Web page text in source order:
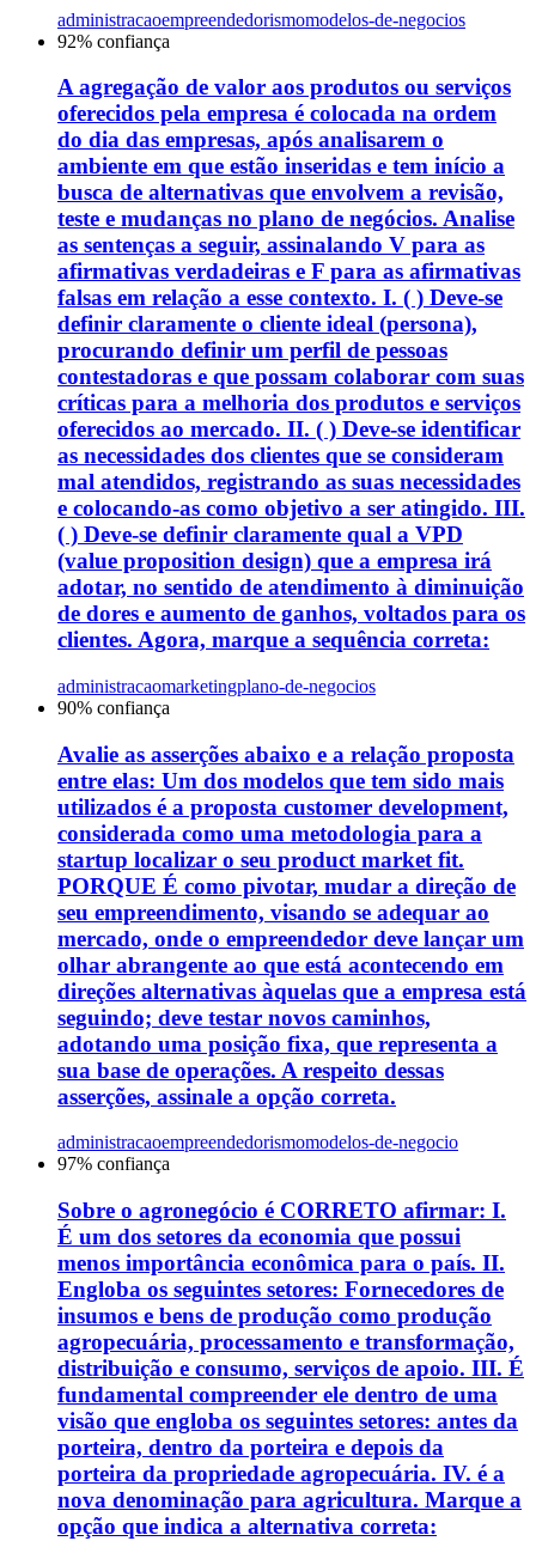
administracaoempreendedorismomodelos-de-negocios
92% confiança
A agregação de valor aos produtos ou serviços
oferecidos pela empresa é colocada na ordem
do dia das empresas, após analisarem o
ambiente em que estão inseridas e tem início a
busca de alternativas que envolvem a revisão,
teste e mudanças no plano de negócios. Analise
as sentenças a seguir, assinalando V para as
afirmativas verdadeiras e F para as afirmativas
falsas em relação a esse contexto. I. ( ) Deve-se
definir claramente o cliente ideal (persona),
procurando definir um perfil de pessoas
contestadoras e que possam colaborar com suas
críticas para a melhoria dos produtos e serviços
oferecidos ao mercado. II. ( ) Deve-se identificar
as necessidades dos clientes que se consideram
mal atendidos, registrando as suas necessidades
e colocando-as como objetivo a ser atingido. III.
( ) Deve-se definir claramente qual a VPD
(value proposition design) que a empresa irá
adotar, no sentido de atendimento à diminuição
de dores e aumento de ganhos, voltados para os
clientes. Agora, marque a sequência correta:
administracaomarketingplano-de-negocios
90% confiança
Avalie as asserções abaixo e a relação proposta
entre elas: Um dos modelos que tem sido mais
utilizados é a proposta customer development,
considerada como uma metodologia para a
startup localizar o seu product market fit.
PORQUE É como pivotar, mudar a direção de
seu empreendimento, visando se adequar ao
mercado, onde o empreendedor deve lançar um
olhar abrangente ao que está acontecendo em
direções alternativas àquelas que a empresa está
seguindo; deve testar novos caminhos,
adotando uma posição fixa, que representa a
sua base de operações. A respeito dessas
asserções, assinale a opção correta.
administracaoempreendedorismomodelos-de-negocio
97% confiança
Sobre o agronegócio é CORRETO afirmar: I.
É um dos setores da economia que possui
menos importância econômica para o país. II.
Engloba os seguintes setores: Fornecedores de
insumos e bens de produção como produção
agropecuária, processamento e transformação,
distribuição e consumo, serviços de apoio. III. É
fundamental compreender ele dentro de uma
visão que engloba os seguintes setores: antes da
porteira, dentro da porteira e depois da
porteira da propriedade agropecuária. IV. é a
nova denominação para agricultura. Marque a
opção que indica a alternativa correta: